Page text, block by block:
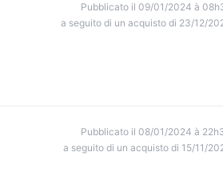
Pubblicato il 09/01/2024 à
a seguito di un acquisto di 23/12/
Pubblicato il 08/01/2024 à
a seguito di un acquisto di 15/11/